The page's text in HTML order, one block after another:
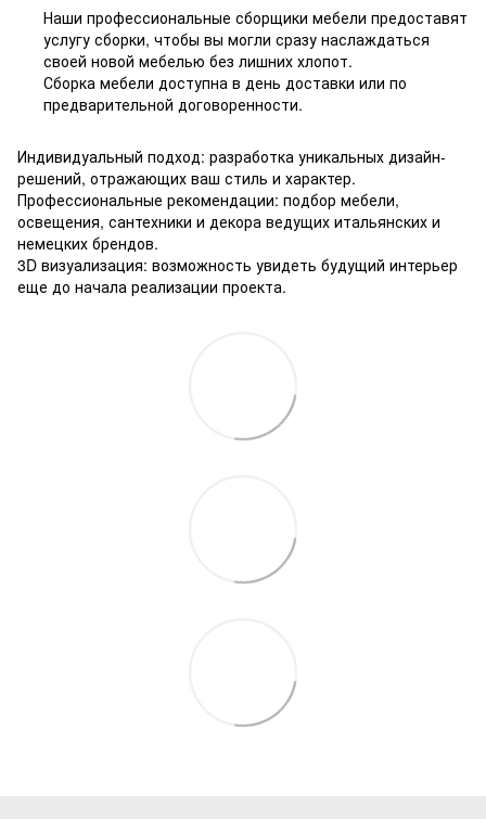
Наши профессиональные сборщики мебели предоставят
услугу сборки, чтобы вы могли сразу наслаждаться
своей новой мебелью без лишних хлопот.
Сборка мебели доступна в день доставки или по
предварительной договоренности.
Индивидуальный подход: разработка уникальных дизайн-
решений, отражающих ваш стиль и характер.
Профессиональные рекомендации: подбор мебели,
освещения, сантехники и декора ведущих итальянских и
немецких брендов.
3D визуализация: возможность увидеть будущий интерьер
еще до начала реализации проекта.